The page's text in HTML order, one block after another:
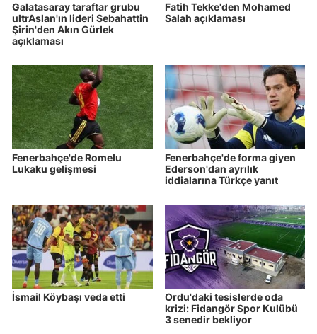
Galatasaray taraftar grubu
ultrAslan'ın lideri Sebahattin
Şirin'den Akın Gürlek
açıklaması
Fatih Tekke'den Mohamed
Salah açıklaması
Fenerbahçe'de Romelu
Lukaku gelişmesi
Fenerbahçe'de forma giyen
Ederson'dan ayrılık
iddialarına Türkçe yanıt
İsmail Köybaşı veda etti
Ordu'daki tesislerde oda
krizi: Fidangör Spor Kulübü
3 senedir bekliyor